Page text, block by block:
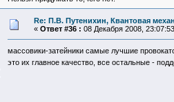
Re: П.В. Путенихин, Квантовая
« Ответ #36 : 08 Декабря 2008,
массовики-затейники самые лучшие
это их главное качество, все остальные -